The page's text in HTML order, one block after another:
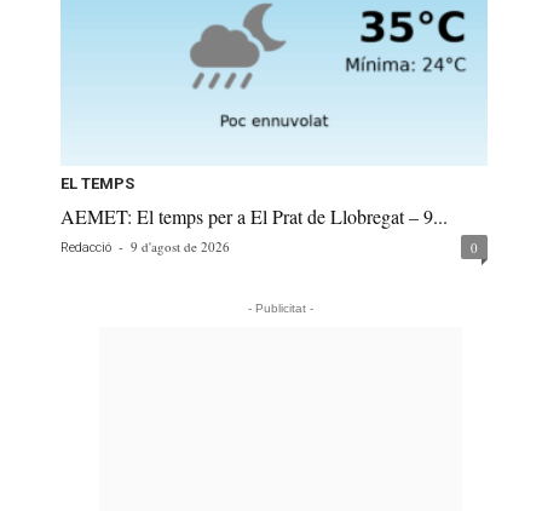
EL TEMPS
AEMET: El temps per a El Prat de Llobregat – 9...
Redacció - 9 d'agost de 2026 0
- Publicitat -